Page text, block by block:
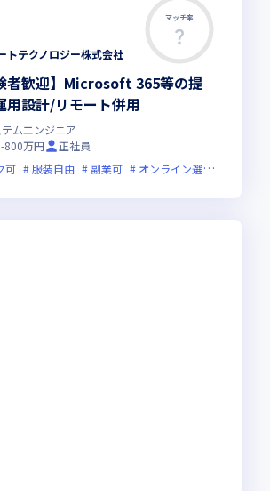
マッチ率
トテクノロジー株式会社
者歓迎】Microsoft 365等の提
用設計/リモート併用
ムエンジニア
800万円
正社員
可
服装自由 副業可 オンライン選考可